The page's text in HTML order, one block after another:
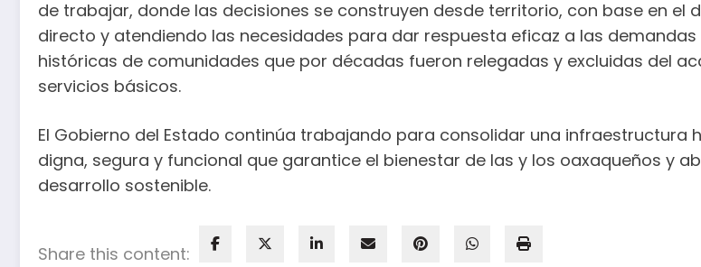
de trabajar, donde las decisiones se construyen desde territorio, con base en el
directo y atendiendo las necesidades para dar respuesta eficaz a las demandas
históricas de comunidades que por décadas fueron relegadas y excluidas del
servicios básicos.
El Gobierno del Estado continúa trabajando para consolidar una infraestructura
digna, segura y funcional que garantice el bienestar de las y los oaxaqueños y
desarrollo sostenible.
Share this content: